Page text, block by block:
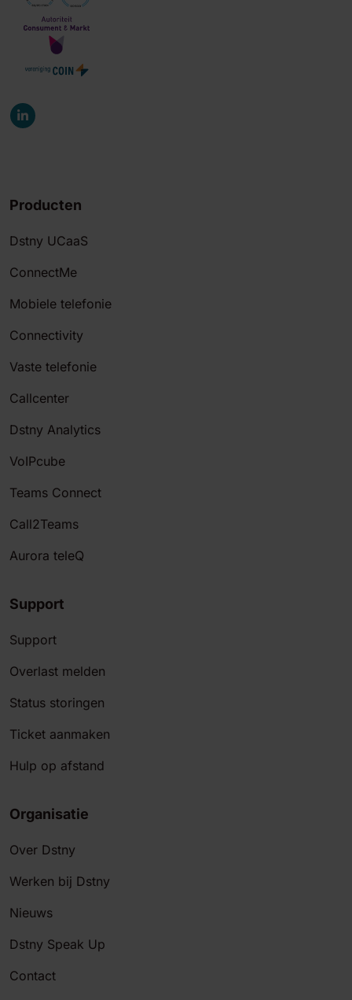
Producten
Dstny UCaaS
ConnectMe
Mobiele telefonie
Connectivity
Vaste telefonie
Callcenter
Dstny Analytics
VoIPcube
Teams Connect
Call2Teams
Aurora teleQ
Support
Support
Overlast melden
Status storingen
Ticket aanmaken
Hulp op afstand
Organisatie
Over Dstny
Werken bij Dstny
Nieuws
Dstny Speak Up
Contact